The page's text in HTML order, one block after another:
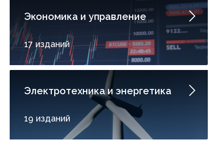
Экономика и управление
17 изданий
Электротехника и энергетика
19 изданий